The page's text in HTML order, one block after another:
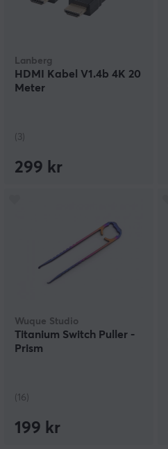
Lanberg
HDMI Kabel V1.4b 4K 20
Meter
(3)
299 kr
Wuque Studio
Titanium Switch Puller -
Prism
(16)
199 kr